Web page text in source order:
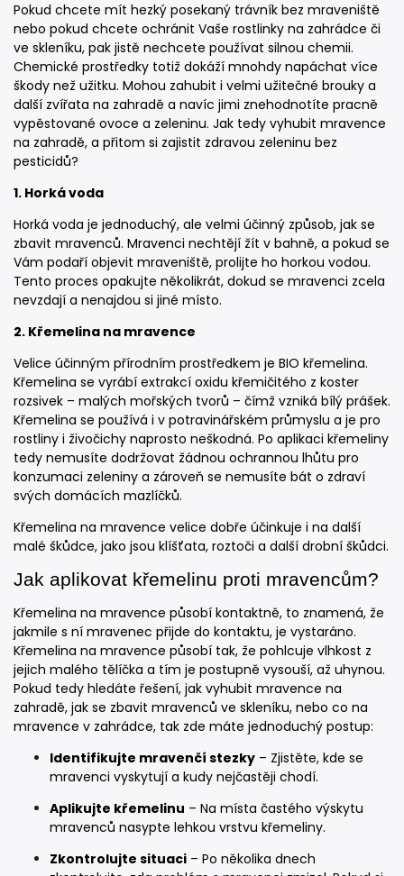
Pokud chcete mít hezký posekaný trávník bez mraveniště
nebo pokud chcete ochránit Vaše rostlinky na zahrádce či
ve skleníku, pak jistě nechcete používat silnou chemii.
Chemické prostředky totiž dokáží mnohdy napáchat více
škody než užitku. Mohou zahubit i velmi užitečné brouky a
další zvířata na zahradě a navíc jimi znehodnotíte pracně
vypěstované ovoce a zeleninu. Jak tedy vyhubit mravence
na zahradě, a přitom si zajistit zdravou zeleninu bez
pesticidů?
1. Horká voda
Horká voda je jednoduchý, ale velmi účinný způsob, jak se
zbavit mravenců. Mravenci nechtějí žít v bahně, a pokud se
Vám podaří objevit mraveniště, prolijte ho horkou vodou.
Tento proces opakujte několikrát, dokud se mravenci zcela
nevzdají a nenajdou si jiné místo.
2. Křemelina na mravence
Velice účinným přírodním prostředkem je BIO křemelina.
Křemelina se vyrábí extrakcí oxidu křemičitého z koster
rozsivek – malých mořských tvorů – čímž vzniká bílý prášek.
Křemelina se používá i v potravinářském průmyslu a je pro
rostliny i živočichy naprosto neškodná. Po aplikaci křemeliny
tedy nemusíte dodržovat žádnou ochrannou lhůtu pro
konzumaci zeleniny a zároveň se nemusíte bát o zdraví
svých domácích mazlíčků.
Křemelina na mravence velice dobře účinkuje i na další
malé škůdce, jako jsou klíšťata, roztoči a další drobní škůdci.
Jak aplikovat křemelinu proti mravencům?
Křemelina na mravence působí kontaktně, to znamená, že
jakmile s ní mravenec přijde do kontaktu, je vystaráno.
Křemelina na mravence působí tak, že pohlcuje vlhkost z
jejich malého tělíčka a tím je postupně vysouší, až uhynou.
Pokud tedy hledáte řešení, jak vyhubit mravence na
zahradě, jak se zbavit mravenců ve skleníku, nebo co na
mravence v zahrádce, tak zde máte jednoduchý postup:
Identifikujte mravenčí stezky – Zjistěte, kde se
mravenci vyskytují a kudy nejčastěji chodí.
Aplikujte křemelinu – Na místa častého výskytu
mravenců nasypte lehkou vrstvu křemeliny.
Zkontrolujte situaci – Po několika dnech